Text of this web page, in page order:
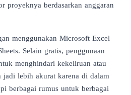
proyeknya berdasarkan anggaran
menggunakan Microsoft Excel
Selain gratis, penggunaan
menghindari kekeliruan atau
jadi lebih akurat karena di dalam
berbagai rumus untuk berbagai